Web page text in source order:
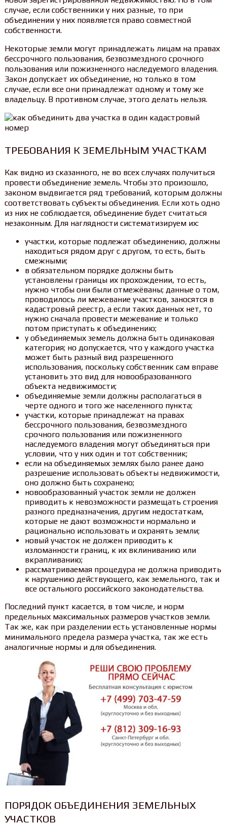
случае, если собственники у них разные, то при
объединении у них появляется право совместной
собственности.
Некоторые земли могут принадлежать лицам на правах
бессрочного пользования, безвозмездного срочного
пользования или пожизненного наследуемого владения.
Закон допускает их объединение, но только в том
случае, если все они принадлежат одному и тому же
владельцу. В противном случае, этого делать нельзя.
ТРЕБОВАНИЯ К ЗЕМЕЛЬНЫМ УЧАСТКАМ
Как видно из сказанного, не во всех случаях получиться
провести объединение земель. Чтобы это произошло,
законом выдвигается ряд требований, которым должны
соответствовать субъекты объединения. Если хоть одно
из них не соблюдается, объединение будет считаться
незаконным. Для наглядности систематизируем их:
участки, которые подлежат объединению, должны
находиться рядом друг с другом, то есть, быть
смежными;
в обязательном порядке должны быть
установлены границы их прохождении, то есть,
нужно чтобы они были отмежёваны; данные о том,
проводилось ли межевание участков, заносятся в
кадастровый реестр, а если таких данных нет, то
нужно сначала провести межевание и только
потом приступать к объединению;
у объединяемых земель должна быть одинаковая
категория; но допускается, что у каждого участка
может быть разный вид разрешенного
использования, поскольку собственник сам вправе
установить это вид для новообразованного
объекта недвижимости;
объединяемые земли должны располагаться в
черте одного и того же населенного пункта;
участки, которые принадлежат на правах
бессрочного пользования, безвозмездного
срочного пользования или пожизненного
наследуемого владения могут объединяться при
условии, что у них один и тот собственник;
если на объединяемых землях было ранее дано
разрешение использовать объекты недвижимости,
оно должно быть сохранено;
новообразованный участок земли не должен
приводить к невозможности размещать строения
разного предназначения, другим недостаткам,
которые не дают возможности нормально и
рационально использовать и охранять земли;
новый участок не должен приводить к
изломанности границ, к их вклиниванию или
вкрапливанию;
рассматриваемая процедура не должна приводить
к нарушению действующего, как земельного, так и
все остального российского законодательства.
Последний пункт касается, в том числе, и норм
предельных максимальных размеров участков земли.
Так же, как при разделении есть установленные нормы
минимального предела размера участка, так же есть
аналогичные нормы и для объединения.
ПОРЯДОК ОБЪЕДИНЕНИЯ ЗЕМЕЛЬНЫХ
УЧАСТКОВ